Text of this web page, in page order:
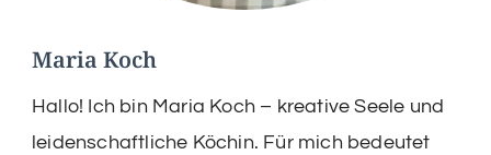
Maria Koch
Hallo! Ich bin Maria Koch – kreative Seele und
leidenschaftliche Köchin. Für mich bedeutet